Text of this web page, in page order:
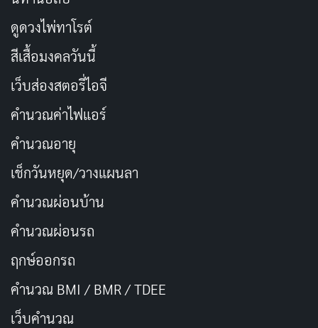
ดูดวงไพ่ทาโรต์
สีเสื้อมงคลวันนี้
เว็บส่องสตอรี่ไอจี
คำนวณค่าไฟแอร์
คำนวณอายุ
เช็กวันหยุด/วางแผนลา
คำนวณผ่อนบ้าน
คำนวณผ่อนรถ
ฤกษ์ออกรถ
คำนวณ BMI / BMR / TDEE
เว็บคํานวณ